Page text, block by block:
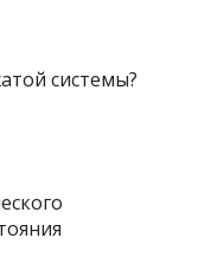
системы?